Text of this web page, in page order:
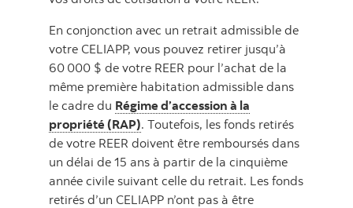
En conjonction avec un retrait admissible de
votre CELIAPP, vous pouvez retirer jusqu’à
60 000 $ de votre REER pour l’achat de la
même première habitation admissible dans
le cadre du Régime d’accession à la
propriété (RAP). Toutefois, les fonds retirés
de votre REER doivent être remboursés dans
un délai de 15 ans à partir de la cinquième
année civile suivant celle du retrait. Les fonds
retirés d’un CELIAPP n’ont pas à être